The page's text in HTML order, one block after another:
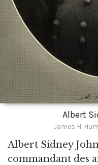
Albert
James H.
Albert Sidney
commandant des